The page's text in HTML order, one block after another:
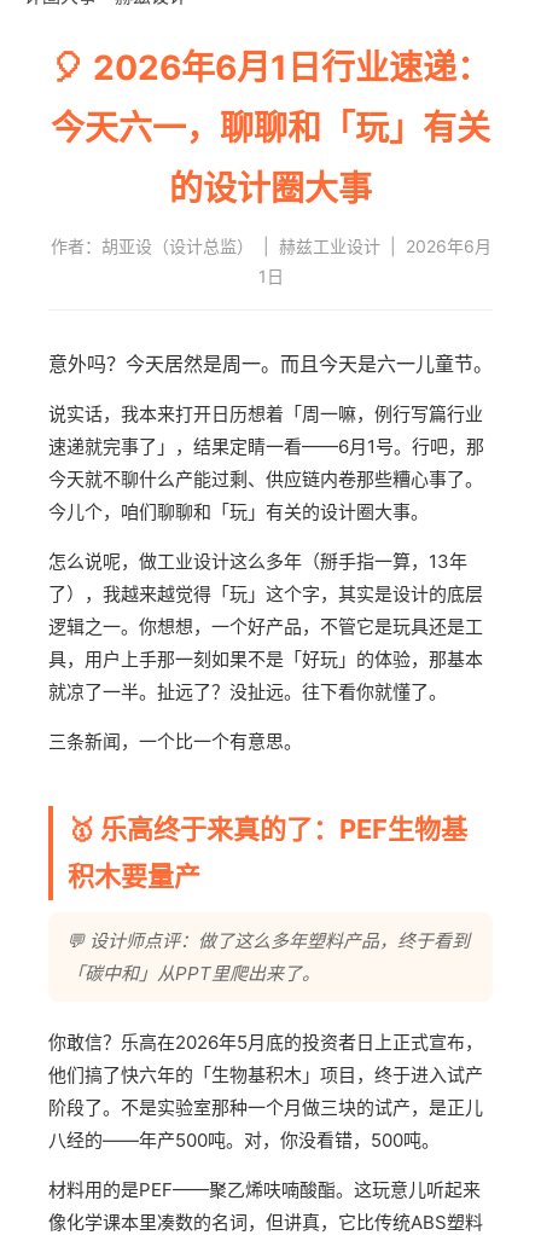
🎈 2026年6月1日行业速递：
今天六一，聊聊和「玩」有关
的设计圈大事
作者：胡亚设（设计总监） 赫兹工业设计| 2026年6月
1日
意外吗？今天居然是周一。而且今天是六一儿童节。
说实话，我本来打开日历想着「周一嘛，例行写篇行业
速递就完事了」，结果定睛一看——6月1号。行吧，那
今天就不聊什么产能过剩、供应链内卷那些糟心事了。
今儿个，咱们聊聊和「玩」有关的设计圈大事。
怎么说呢，做工业设计这么多年（掰手指一算，13年
了），我越来越觉得「玩」这个字，其实是设计的底层
逻辑之一。你想想，一个好产品，不管它是玩具还是工
具，用户上手那一刻如果不是「好玩」的体验，那基本
就凉了一半。扯远了？没扯远。往下看你就懂了。
三条新闻，一个比一个有意思。
🥇 乐高终于来真的了：PEF生物基
积木要量产
💬 设计师点评：做了这么多年塑料产品，终于看到
「碳中和」从PPT里爬出来了。
你敢信？乐高在2026年5月底的投资者日上正式宣布，
他们搞了快六年的「生物基积木」项目，终于进入试产
阶段了。不是实验室那种一个月做三块的试产，是正儿
八经的——年产500吨。对，你没看错，500吨。
材料用的是PEF——聚乙烯呋喃酸酯。这玩意儿听起来
像化学课本里凑数的名词，但讲真，它比传统ABS塑料